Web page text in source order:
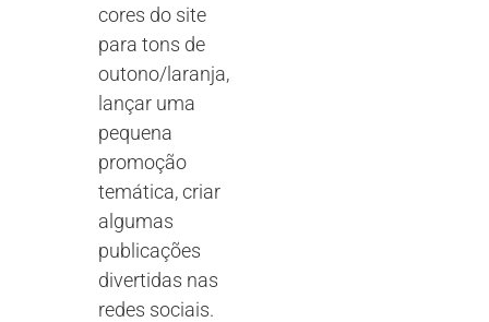
cores do site
para tons de
outono/laranja,
lançar uma
pequena
promoção
temática, criar
algumas
publicações
divertidas nas
redes sociais.